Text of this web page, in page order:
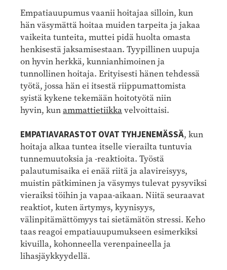
Empatiauupumus vaanii hoitajaa silloin, kun
hän väsymättä hoitaa muiden tarpeita ja jakaa
vaikeita tunteita, muttei pidä huolta omasta
henkisestä jaksamisestaan. Tyypillinen uupuja
on hyvin herkkä, kunnianhimoinen ja
tunnollinen hoitaja. Erityisesti hänen tehdessä
työtä, jossa hän ei itsestä riippumattomista
syistä kykene tekemään hoitotyötä niin
hyvin, kunammattietiikkavelvoittaisi.
EMPATIAVARASTOT OVAT TYHJENEMÄSSÄ, kun
hoitaja alkaa tuntea itselle vierailta tuntuvia
tunnemuutoksia ja -reaktioita. Työstä
palautumisaika ei enää riitä ja alavireisyys,
muistin pätkiminen ja väsymys tulevat pysyviksi
vieraiksi töihin ja vapaa-aikaan. Niitä seuraavat
reaktiot, kuten ärtymys, kyynisyys,
välinpitämättömyys tai sietämätön stressi. Keho
taas reagoi empatiauupumukseen esimerkiksi
kivuilla, kohonneella verenpaineella ja
lihasjäykkyydellä.